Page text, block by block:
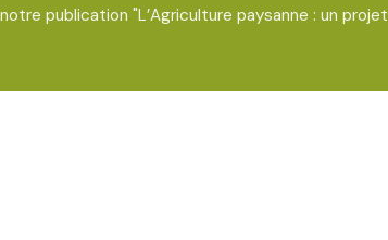
publication "L’Agriculture paysanne : un projet